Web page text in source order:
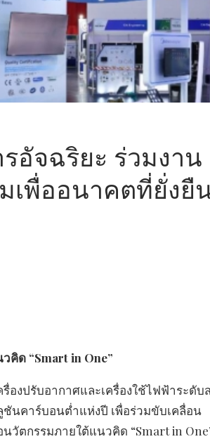
อัจฉริยะ ร่วมงาน
มเพื่ออนาคตที่ยั่งยื
คิด “Smart in One”
องปรับอากาศและเครื่องใช้ไฟฟ้าระดับ
ชันคาร์บอนต่ำแห่งปี เพื่อร่วมขับเคลื่อน
ตกรรมภายใต้แนวคิด “Smart in